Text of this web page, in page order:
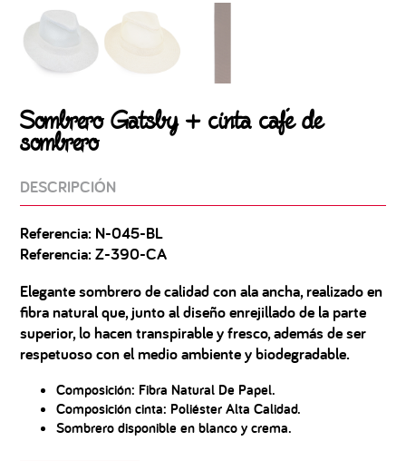
Sombrero Gatsby + cinta café de
sombrero
DESCRIPCIÓN
Referencia: N-045-BL
Referencia: Z-390-CA
Elegante sombrero de calidad con ala ancha, realizado en
fibra natural que, junto al diseño enrejillado de la parte
superior, lo hacen transpirable y fresco, además de ser
respetuoso con el medio ambiente y biodegradable.
Composición: Fibra Natural De Papel.
Composición cinta: Poliéster Alta Calidad.
Sombrero disponible en blanco y crema.